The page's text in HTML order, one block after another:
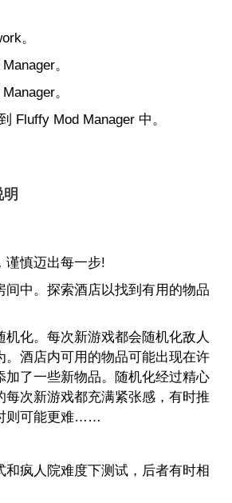
。
。
。
Fluffy Mod Manager 中。
谨慎迈出每一步!
间中。探索酒店以找到有用的物品
化。每次新游戏都会随机化敌人
。酒店内可用的物品可能出现在许
加了一些新物品。随机化经过精心
每次新游戏都充满紧张感，有时推
则可能更难……
和疯人院难度下测试，后者有时相